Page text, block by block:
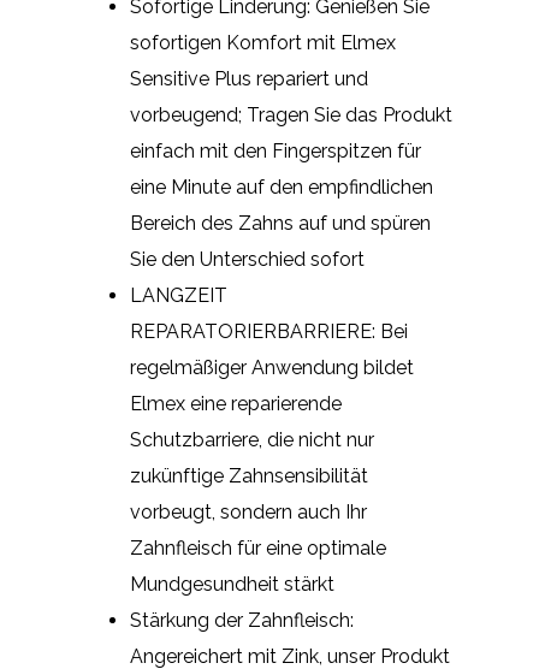
Sofortige Linderung: Genießen Sie
sofortigen Komfort mit Elmex
Sensitive Plus repariert und
vorbeugend; Tragen Sie das Produkt
einfach mit den Fingerspitzen für
eine Minute auf den empfindlichen
Bereich des Zahns auf und spüren
Sie den Unterschied sofort
LANGZEIT
REPARATORIERBARRIERE: Bei
regelmäßiger Anwendung bildet
Elmex eine reparierende
Schutzbarriere, die nicht nur
zukünftige Zahnsensibilität
vorbeugt, sondern auch Ihr
Zahnfleisch für eine optimale
Mundgesundheit stärkt
Stärkung der Zahnfleisch:
Angereichert mit Zink, unser Produkt